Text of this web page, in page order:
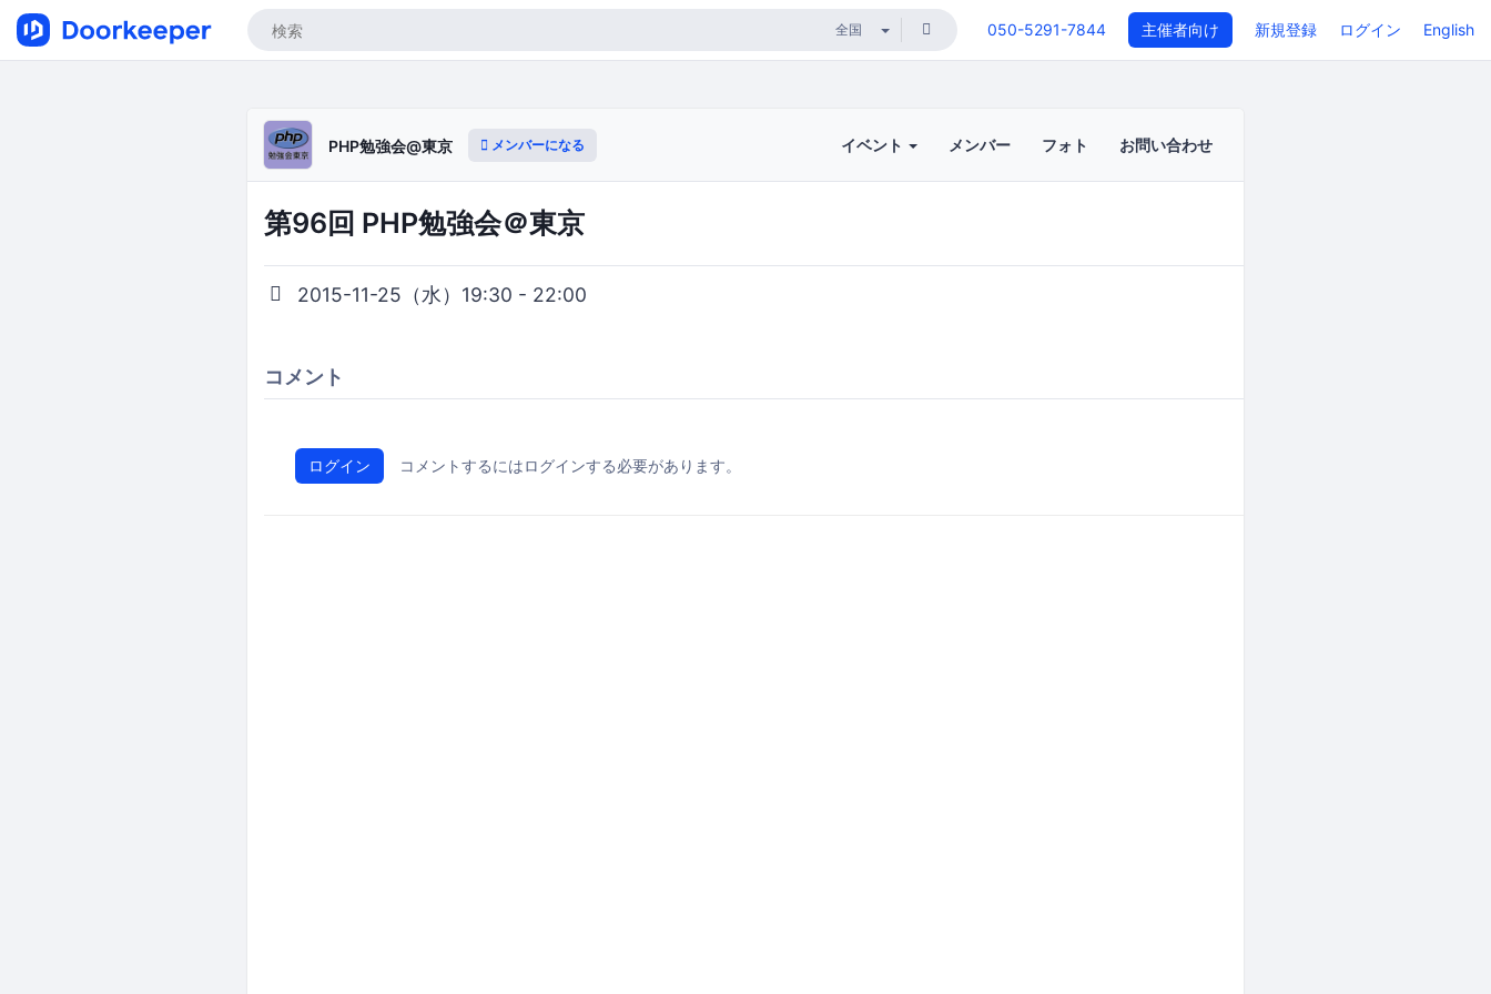
050-5291-7844 主催者向け 新規登録 ログイン English
PHP勉強会@東京 メンバーになる イベント メンバー フォト お問い合わせ
第96回 PHP勉強会＠東京
2015-11-25（水）19:30 - 22:00
コメント
ログイン コメントするにはログインする必要があります。